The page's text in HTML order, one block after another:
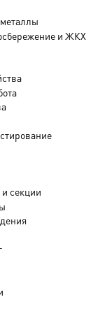
и ЖКХ
секции